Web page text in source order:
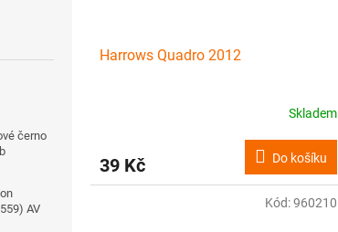
černo
AV
Harrows Quadro 2012
Skladem
39 Kč Do košíku
Kód:960210